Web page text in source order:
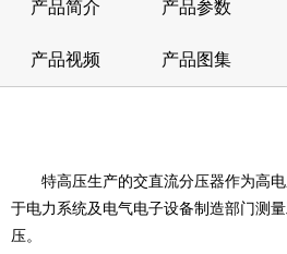
产品简介 产品参数
产品视频 产品图集
特高压生产的交直流分压器作为高
于电力系统及电气电子设备制造部门测
压。